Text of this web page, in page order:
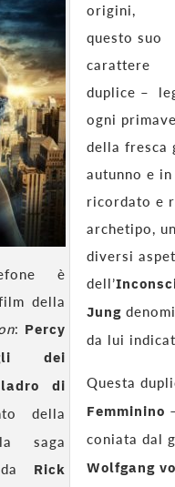
è
della
: Percy
dei
di
della
saga
da Rick
origini,
questo suo
carattere
duplice –
ogni
della fresca
autunno e
ricordato e
archetipo,
diversi
dell’
Jung
da lui
Questa
Femminino
coniata dal
Wolfgang